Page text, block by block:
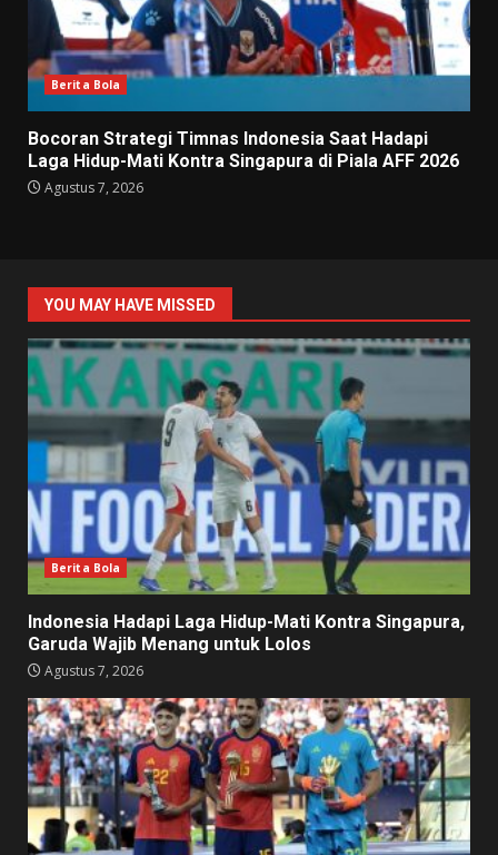
Berita Bola
Bocoran Strategi Timnas Indonesia Saat Hadapi
Laga Hidup-Mati Kontra Singapura di Piala AFF 2026
Agustus 7, 2026
YOU MAY HAVE MISSED
Berita Bola
Indonesia Hadapi Laga Hidup-Mati Kontra Singapura,
Garuda Wajib Menang untuk Lolos
Agustus 7, 2026